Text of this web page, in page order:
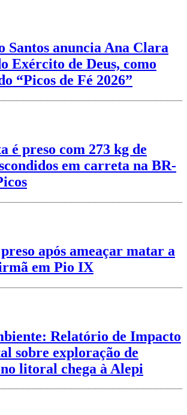
Santos anuncia Ana Clara
Exército de Deus, como
“Picos de Fé 2026”
é preso com 273 kg de
em carreta na BR-
após ameaçar matar a
em Pio IX
Relatório de Impacto
sobre exploração de
litoral chega à Alepi